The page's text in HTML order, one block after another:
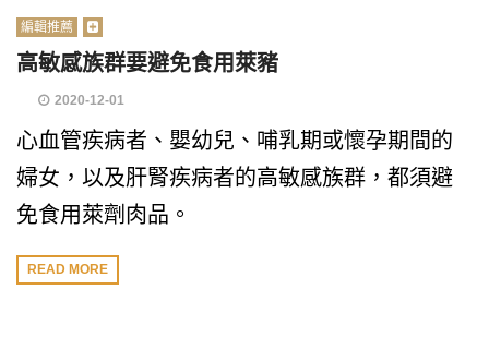
編輯推薦
高敏感族群要避免食用萊豬
2020-12-01
心血管疾病者、嬰幼兒、哺乳期或懷孕期間的
婦女，以及肝腎疾病者的高敏感族群，都須避
免食用萊劑肉品。
READ MORE